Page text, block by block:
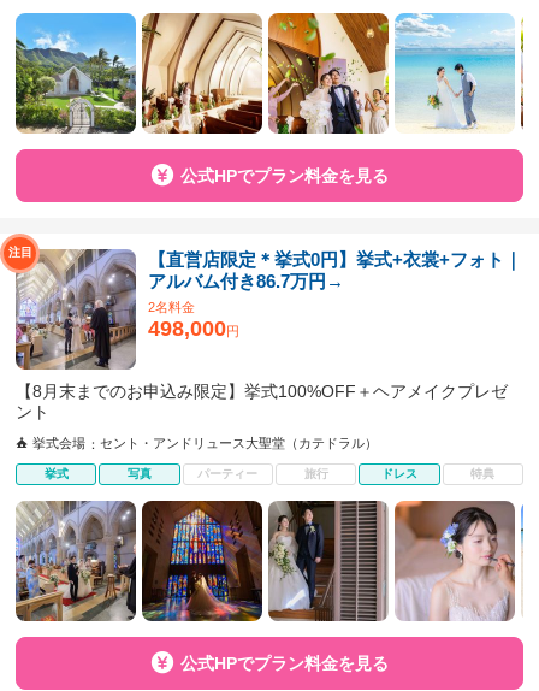
公式HPでプラン料金を見る
【直営店限定＊挙式0円】挙式+衣裳+フォト｜
アルバム付き86.7万円→
2名料金
498,000円
【8月末までのお申込み限定】挙式100%OFF＋ヘアメイクプレゼ
ント
挙式会場 セント・アンドリュース大聖堂（カテドラル）
挙式 写真 パーティー 旅行 ドレス 特典
公式HPでプラン料金を見る